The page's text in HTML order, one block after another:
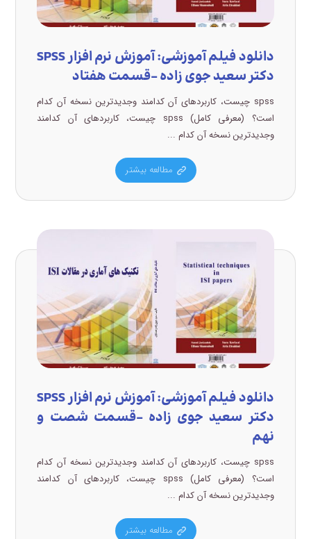
دانلود فیلم آموزشی: آموزش نرم افزار SPSS
دکتر سعید جوی زاده –قسمت هفتاد
spss چیست، کاربردهای آن کدامند وجدیدترین نسخه آن کدام
است؟ (معرفی کامل) spss چیست، کاربردهای آن کدامند
وجدیدترین نسخه آن کدام ...
مطالعه بیشتر
دانلود فیلم آموزشی: آموزش نرم افزار SPSS
دکتر سعید جوی زاده –قسمت شصت و
نهم
spss چیست، کاربردهای آن کدامند وجدیدترین نسخه آن کدام
است؟ (معرفی کامل) spss چیست، کاربردهای آن کدامند
وجدیدترین نسخه آن کدام ...
مطالعه بیشتر